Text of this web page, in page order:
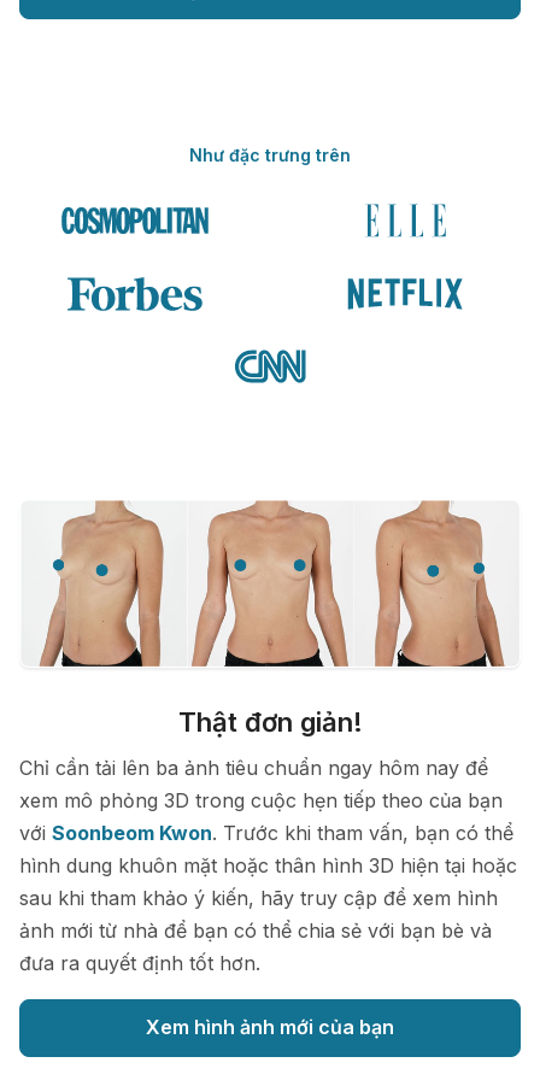
Như đặc trưng trên
Thật đơn giản!
Chỉ cần tải lên ba ảnh tiêu chuẩn ngay hôm nay để
xem mô phỏng 3D trong cuộc hẹn tiếp theo của bạn
với Soonbeom Kwon. Trước khi tham vấn, bạn có thể
hình dung khuôn mặt hoặc thân hình 3D hiện tại hoặc
sau khi tham khảo ý kiến, hãy truy cập để xem hình
ảnh mới từ nhà để bạn có thể chia sẻ với bạn bè và
đưa ra quyết định tốt hơn.
Xem hình ảnh mới của bạn